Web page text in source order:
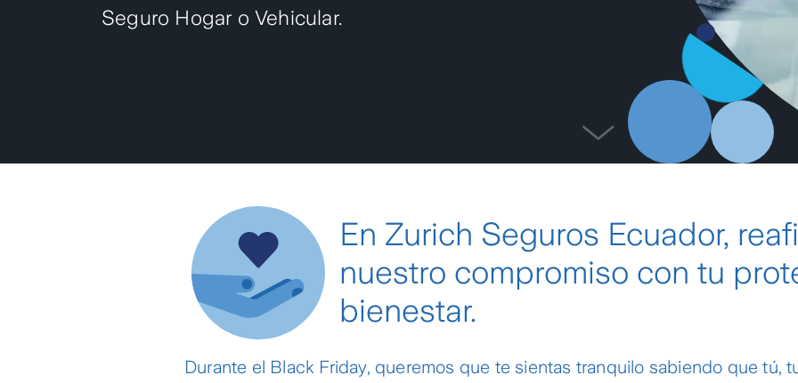
Seguro Hogar o Vehicular.
En Zurich Seguros Ecuador,
nuestro compromiso con tu
bienestar.
Durante el Black Friday, queremos que te sientas tranquilo sabiendo que tú,